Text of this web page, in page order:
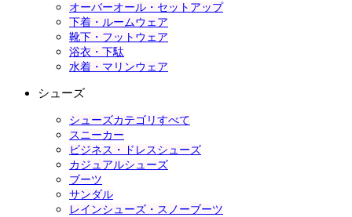
オーバーオール・セットアップ
下着・ルームウェア
靴下・フットウェア
浴衣・下駄
水着・マリンウェア
シューズ
シューズカテゴリすべて
スニーカー
ビジネス・ドレスシューズ
カジュアルシューズ
ブーツ
サンダル
レインシューズ・スノーブーツ